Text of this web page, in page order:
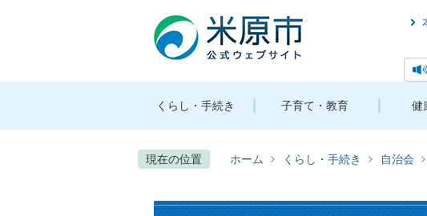
くらし・手続き 子育て・教育 健
現在の位置 ホーム くらし・手続き 自治会